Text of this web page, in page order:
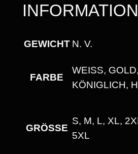
GEWICHT N. V.
FARBE
WEISS, GOLD,
ÖNIGLICH,
GRÖSSE
S, M, L, XL,
5XL